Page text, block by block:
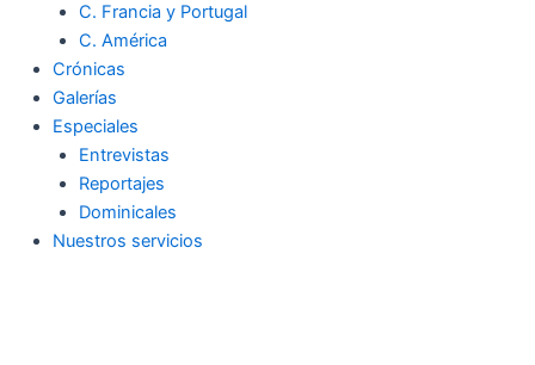
C. Francia y Portugal
C. América
Crónicas
Galerías
Especiales
Entrevistas
Reportajes
Dominicales
Nuestros servicios